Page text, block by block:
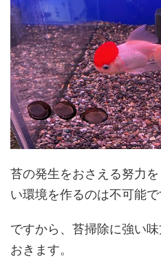
苔の発生をおさえる努力
い環境を作るのは不可能で
ですから、苔掃除に強い
おきます。